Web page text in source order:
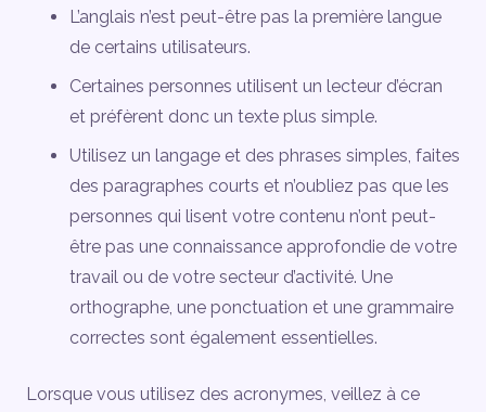
L’anglais n’est peut-être pas la première langue
de certains utilisateurs.
Certaines personnes utilisent un lecteur d’écran
et préfèrent donc un texte plus simple.
Utilisez un langage et des phrases simples, faites
des paragraphes courts et n’oubliez pas que les
personnes qui lisent votre contenu n’ont peut-
être pas une connaissance approfondie de votre
travail ou de votre secteur d’activité. Une
orthographe, une ponctuation et une grammaire
correctes sont également essentielles.
Lorsque vous utilisez des acronymes, veillez à ce